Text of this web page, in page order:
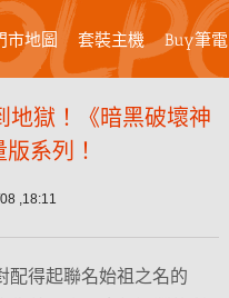
市地圖 套裝主機 Buy筆電
地獄！《暗黑破壞神
系列！
,18:11
配得起聯名始祖之名的